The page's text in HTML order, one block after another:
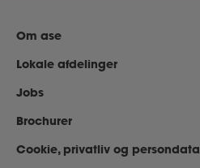
Om ase
Lokale afdelinger
Jobs
Brochurer
Cookie, privatliv og persondata